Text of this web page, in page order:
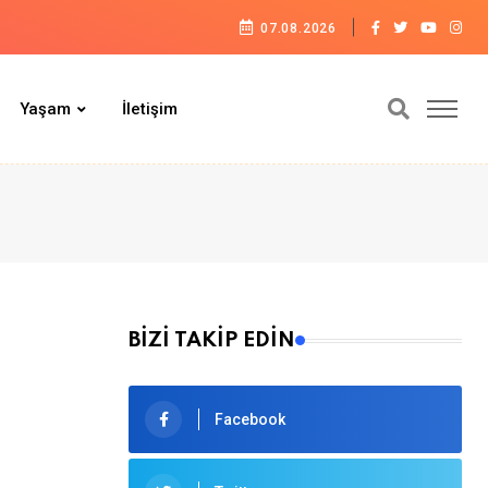
07.08.2026
Yaşam İletişim
BİZİ TAKİP EDİN
Facebook